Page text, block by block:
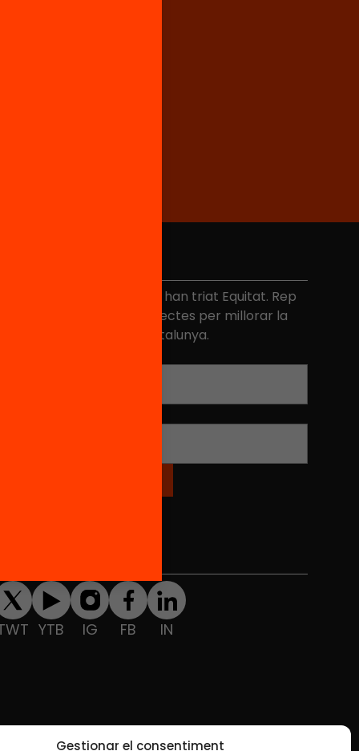
Gestionar el consentiment
Més de 40.000 persones ja han triat Equitat. Rep
iniciatives, propostes i projectes per millorar la
qualitat de l'educació a Catalunya.
YTB IG FB IN